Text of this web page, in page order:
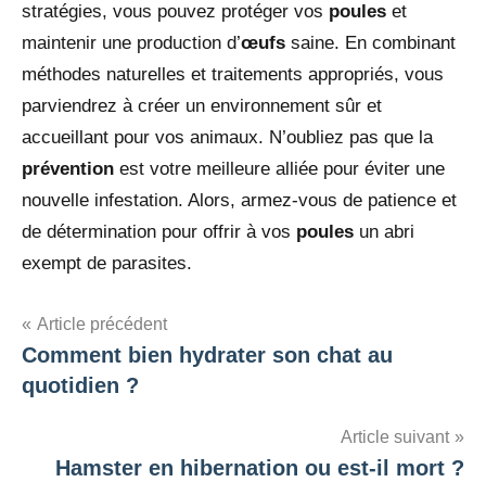
stratégies, vous pouvez protéger vos poules et
maintenir une production d’œufs saine. En combinant
méthodes naturelles et traitements appropriés, vous
parviendrez à créer un environnement sûr et
accueillant pour vos animaux. N’oubliez pas que la
prévention est votre meilleure alliée pour éviter une
nouvelle infestation. Alors, armez-vous de patience et
de détermination pour offrir à vos poules un abri
exempt de parasites.
Navigation
de
Article précédent
Comment bien hydrater son chat au
quotidien ?
Article suivant
Hamster en hibernation ou est-il mort ?